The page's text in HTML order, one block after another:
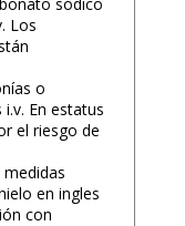
Los
o
En estatus
el riesgo de
en ingles
con